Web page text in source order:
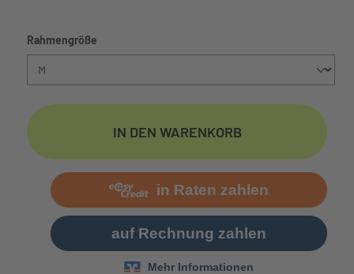
Rahmengröße
IN DEN WARENKORB